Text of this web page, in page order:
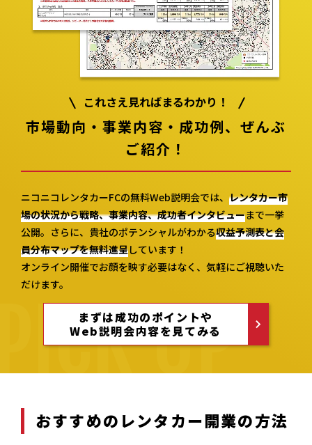
これさえ見ればまるわかり！
市場動向・事業内容・成功例、 ぜんぶ
ご紹介！
ニコニコレンタカーFCの無料Web説明会では、 レンタカー市
場の状況から戦略、事業内容、成功者インタビューまで一挙
公開。さらに、貴社のポテンシャルがわかる収益予測表と会
員分布マップを無料進呈しています！
オンライン開催でお顔を映す必要はなく、気軽にご視聴いた
だけます。
まずは成功のポイントや
Web説明会内容を見てみる
おすすめのレンタカー開業の方法